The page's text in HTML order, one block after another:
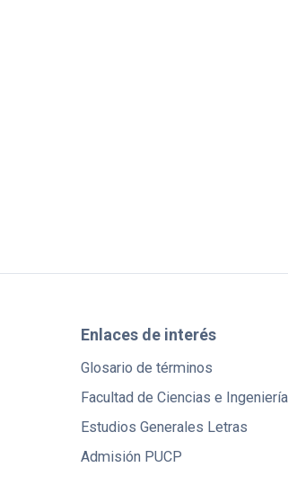
Enlaces de interés
Glosario de términos
Facultad de Ciencias e Ingeniería
Estudios Generales Letras
Admisión PUCP